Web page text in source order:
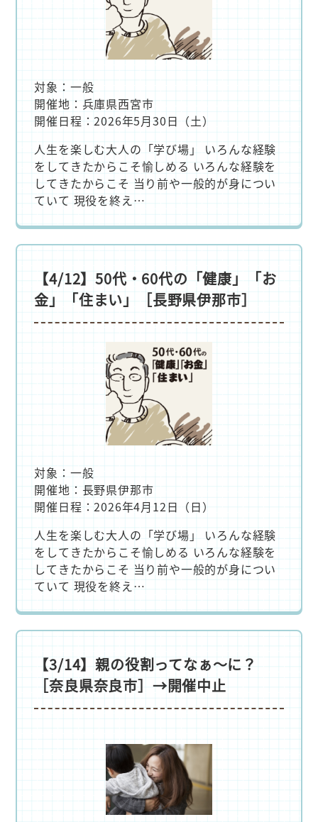
対象：一般
開催地：兵庫県西宮市
開催日程：2026年5月30日（土）
人生を楽しむ大人の「学び場」 いろんな経験
をしてきたからこそ愉しめる いろんな経験を
してきたからこそ 当り前や一般的が身につい
ていて 現役を終え…
【4/12】50代・60代の「健康」「お
金」「住まい」［長野県伊那市］
対象：一般
開催地：長野県伊那市
開催日程：2026年4月12日（日）
人生を楽しむ大人の「学び場」 いろんな経験
をしてきたからこそ愉しめる いろんな経験を
してきたからこそ 当り前や一般的が身につい
ていて 現役を終え…
【3/14】親の役割ってなぁ～に？
［奈良県奈良市］→開催中止